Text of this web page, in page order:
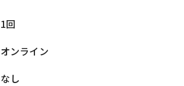
1回
オンライン
なし